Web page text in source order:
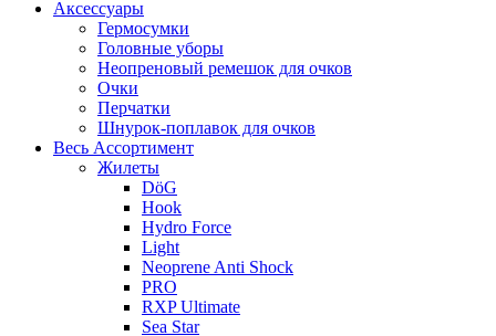
Аксессуары
Гермосумки
Головные уборы
Неопреновый ремешок для очков
Очки
Перчатки
Шнурок-поплавок для очков
Весь Ассортимент
Жилеты
DöG
Hook
Hydro Force
Light
Neoprene Anti Shock
PRO
RXP Ultimate
Sea Star